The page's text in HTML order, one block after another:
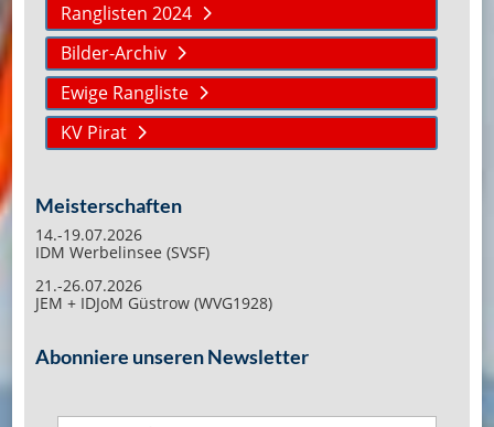
Ranglisten 2024
Bilder-Archiv
Ewige Rangliste
KV Pirat
Meisterschaften
14.-19.07.2026
IDM Werbelinsee (SVSF)
21.-26.07.2026
JEM + IDJoM Güstrow (WVG1928)
Abonniere unseren Newsletter